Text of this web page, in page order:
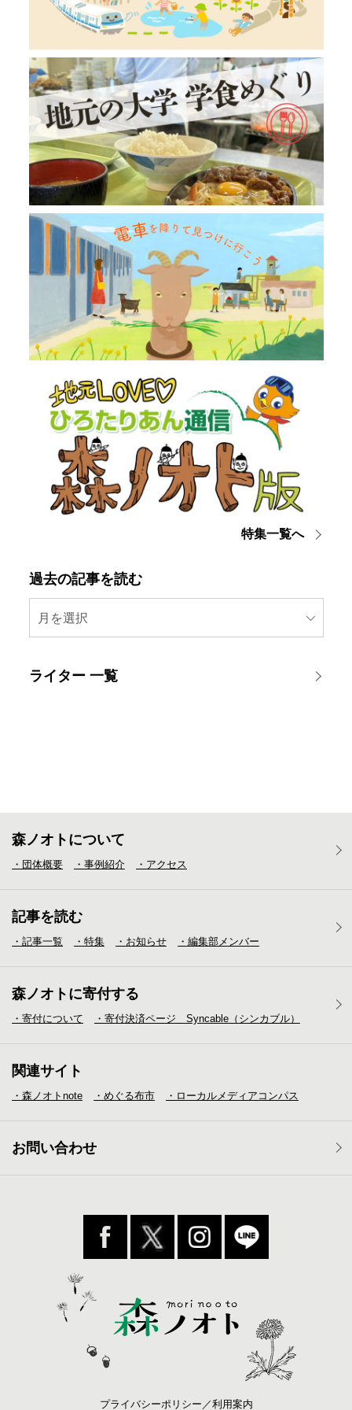
特集一覧へ
過去の記事を読む
月を選択
ライター 一覧
森ノオトについて
・団体概要 ・事例紹介 ・アクセス
記事を読む
・記事一覧 ・特集 ・お知らせ ・編集部メンバー
森ノオトに寄付する
・寄付について ・寄付決済ページ Syncable（シンカブル）
関連サイト
・森ノオトnote ・めぐる布市 ・ローカルメディア コンパス
お問い合わせ
プライバシーポリシー／利用案内